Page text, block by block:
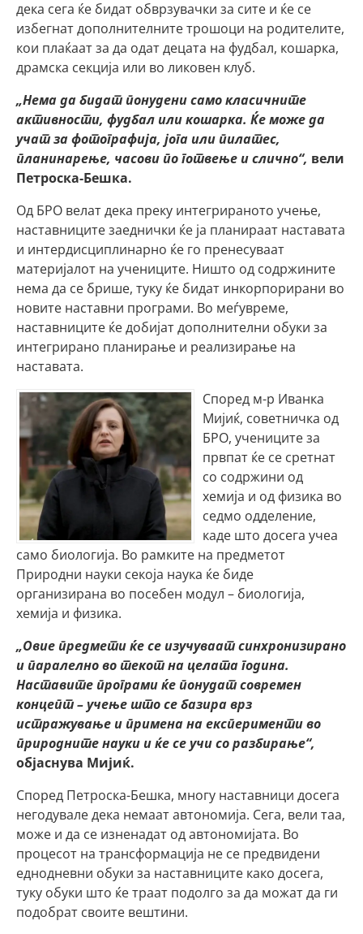
дека сега ќе бидат обврзувачки за сите и ќе се
избегнат дополнителните трошоци на родителите,
кои плаќаат за да одат децата на фудбал, кошарка,
драмска секција или во ликовен клуб.
„Нема да бидат понудени само класичните
активности, фудбал или кошарка. Ќе може да
учат за фотографија, јога или пилатес,
планинарење, часови по готвење и слично“, вели
Петроска-Бешка.
Од БРО велат дека преку интегрираното учење,
наставниците заеднички ќе ја планираат наставата
и интердисциплинарно ќе го пренесуваат
материјалот на учениците. Ништо од содржините
нема да се брише, туку ќе бидат инкорпорирани во
новите наставни програми. Во меѓувреме,
наставниците ќе добијат дополнителни обуки за
интегрирано планирање и реализирање на
наставата.
Според м-р Иванка
Мијиќ, советничка од
БРО, учениците за
првпат ќе се сретнат
со содржини од
хемија и од физика во
седмо одделение,
каде што досега учеа
само биологија. Во рамките на предметот
Природни науки секоја наука ќе биде
организирана во посебен модул – биологија,
хемија и физика.
„Овие предмети ќе се изучуваат синхронизирано
и паралелно во текот на целата година.
Наставите програми ќе понудат современ
концепт – учење што се базира врз
истражување и примена на експерименти во
природните науки и ќе се учи со разбирање“,
објаснува Мијиќ.
Според Петроска-Бешка, многу наставници досега
негодувале дека немаат автономија. Сега, вели таа,
може и да се изненадат од автономијата. Во
процесот на трансформација не се предвидени
еднодневни обуки за наставниците како досега,
туку обуки што ќе траат подолго за да можат да ги
подобрат своите вештини.